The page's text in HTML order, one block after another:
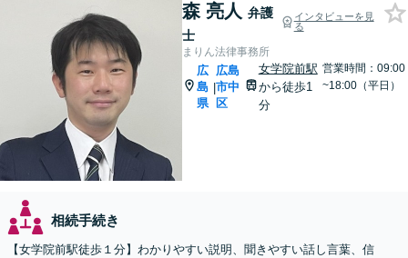
森 亮人 弁護
士
インタビューを見
る
まりん法律事務所
広
島
県
|
広島
市中
区
女学院前駅
から徒歩1
分
営業時間：09:00
~18:00（平日）
相続手続き
【女学院前駅徒歩１分】わかりやすい説明、聞きやすい話し言葉、信